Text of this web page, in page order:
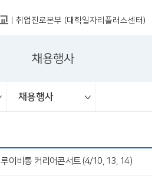
|취업진로본부 (대학일자리플러스센터)
채용행사
채용행사
취업상담
프로그램
채용공고
취업정보
ST커리어멘토링
취업진로본부
추천채용
일반채용
채용행사
루이비통 커리어콘서트 (4/10, 13, 14)